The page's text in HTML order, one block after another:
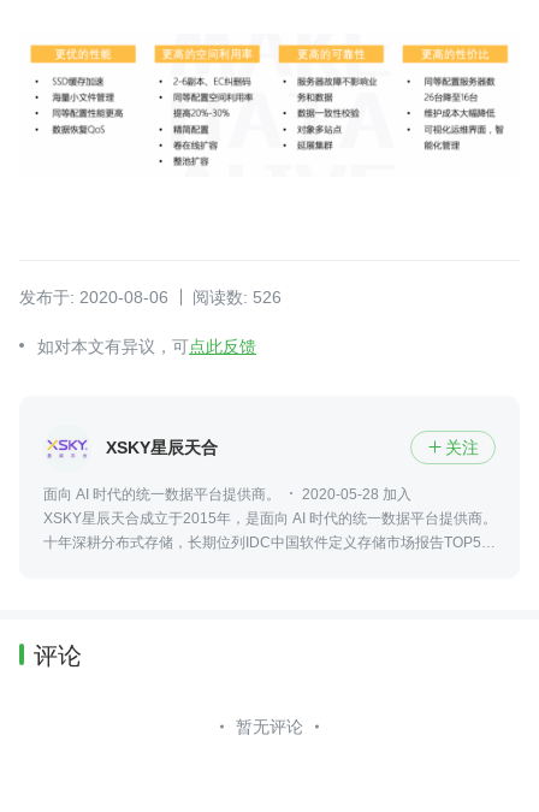
发布于: 2020-08-06 阅读数: 526
如对本文有异议，可点此反馈
XSKY星辰天合  关注
面向 AI 时代的统一数据平台提供商。
2020-05-28 加入
XSKY星辰天合成立于2015年，是面向 AI 时代的统一数据平台提供商。
十年深耕分布式存储，长期位列IDC中国软件定义存储市场报告TOP5，
评论
暂无评论